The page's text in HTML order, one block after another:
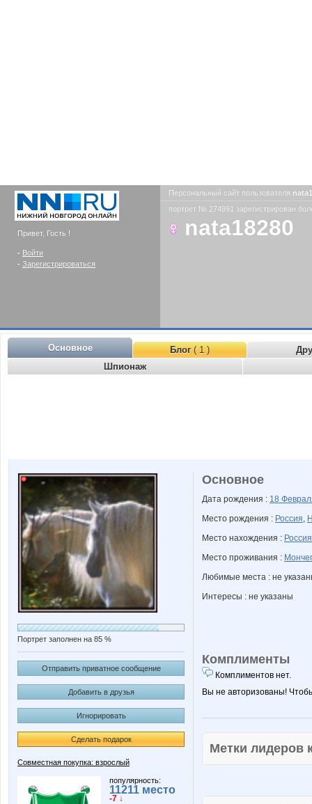
Привет, Гость !
- Войти
- Зарегистрироваться
Персональный сайт пользователя
портрет № 274991 зарегистрирован
nata18280
Основное Блог( 1 )
Шпионаж
Портрет заполнен на 85 %
Отправить приватное сообщение
Добавить в друзья
Игнорировать
Сделать подарок
Совместная покупка: взрослый
популярность:
11211 место
-7 ↓
Основное
Дата рождения : 18
Место рождения : Россия,
Место нахождения : Россия
Место проживания :
Любимые места : не
Интересы : не указаны
Комплименты
Комплиментов нет.
Вы не авторизованы!
Метки